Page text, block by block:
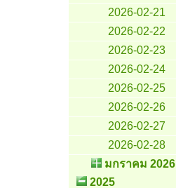
2026-02-21
2026-02-22
2026-02-23
2026-02-24
2026-02-25
2026-02-26
2026-02-27
2026-02-28
มกราคม 2026
2025